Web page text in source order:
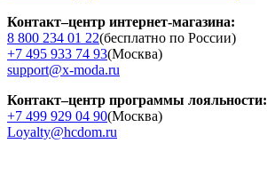
Контакт–центр интернет-магазина:
8 800 234 01 22(бесплатно по России)
+7 495 933 74 93(Москва)
support@x-moda.ru
Контакт–центр программы лояльности:
+7 499 929 04 90(Москва)
Loyalty@hcdom.ru